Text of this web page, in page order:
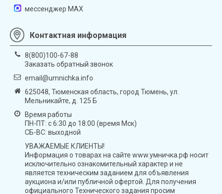
мессенджер MAX
Контактная информация
8(800)100-67-88
Заказать обратный звонок
email@umnichka.info
625048, Тюменская область, город Тюмень, ул.
Мельникайте, д. 125 Б
Время работы
ПН-ПТ: с 6:30 до 18:00 (время Мск)
СБ-ВС: выходной
УВАЖАЕМЫЕ КЛИЕНТЫ!
Информация о товарах на сайте www.умничка.рф носит
исключительно ознакомительный характер и не
является техническим заданием для объявления
аукциона и/или публичной офертой. Для получения
официального Технического задания просим